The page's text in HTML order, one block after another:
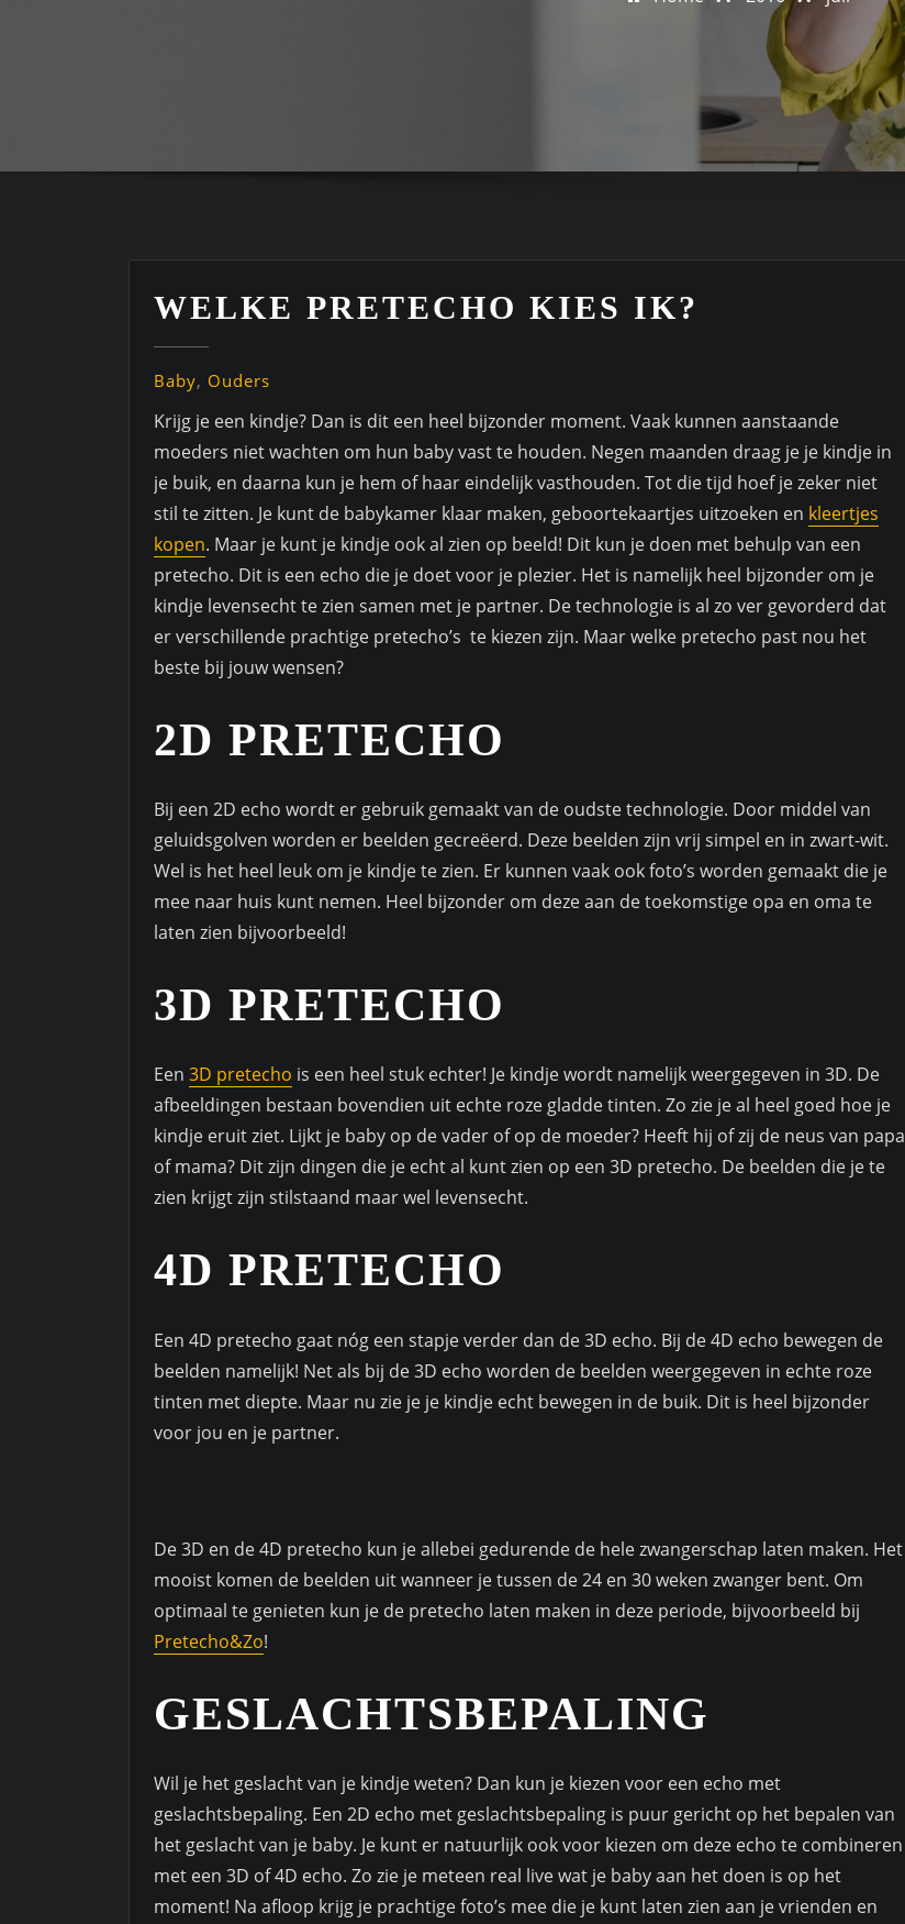
WELKE PRETECHO KIES IK?
Baby, Ouders
Krijg je een kindje? Dan is dit een heel bijzonder moment. Vaak kunnen aanstaande
moeders niet wachten om hun baby vast te houden. Negen maanden draag je je kindje in
je buik, en daarna kun je hem of haar eindelijk vasthouden. Tot die tijd hoef je zeker niet
stil te zitten. Je kunt de babykamer klaar maken, geboortekaartjes uitzoeken en kleertjes
kopen. Maar je kunt je kindje ook al zien op beeld! Dit kun je doen met behulp van een
pretecho. Dit is een echo die je doet voor je plezier. Het is namelijk heel bijzonder om je
kindje levensecht te zien samen met je partner. De technologie is al zo ver gevorderd dat
er verschillende prachtige pretecho’s te kiezen zijn. Maar welke pretecho past nou het
beste bij jouw wensen?
2D PRETECHO
Bij een 2D echo wordt er gebruik gemaakt van de oudste technologie. Door middel van
geluidsgolven worden er beelden gecreëerd. Deze beelden zijn vrij simpel en in zwart-wit.
Wel is het heel leuk om je kindje te zien. Er kunnen vaak ook foto’s worden gemaakt die je
mee naar huis kunt nemen. Heel bijzonder om deze aan de toekomstige opa en oma te
laten zien bijvoorbeeld!
3D PRETECHO
Een 3D pretecho is een heel stuk echter! Je kindje wordt namelijk weergegeven in 3D. De
afbeeldingen bestaan bovendien uit echte roze gladde tinten. Zo zie je al heel goed hoe je
kindje eruit ziet. Lijkt je baby op de vader of op de moeder? Heeft hij of zij de neus van papa
of mama? Dit zijn dingen die je echt al kunt zien op een 3D pretecho. De beelden die je te
zien krijgt zijn stilstaand maar wel levensecht.
4D PRETECHO
Een 4D pretecho gaat nóg een stapje verder dan de 3D echo. Bij de 4D echo bewegen de
beelden namelijk! Net als bij de 3D echo worden de beelden weergegeven in echte roze
tinten met diepte. Maar nu zie je je kindje echt bewegen in de buik. Dit is heel bijzonder
voor jou en je partner.
De 3D en de 4D pretecho kun je allebei gedurende de hele zwangerschap laten maken. Het
mooist komen de beelden uit wanneer je tussen de 24 en 30 weken zwanger bent. Om
optimaal te genieten kun je de pretecho laten maken in deze periode, bijvoorbeeld bij
Pretecho&Zo!
GESLACHTSBEPALING
Wil je het geslacht van je kindje weten? Dan kun je kiezen voor een echo met
geslachtsbepaling. Een 2D echo met geslachtsbepaling is puur gericht op het bepalen van
het geslacht van je baby. Je kunt er natuurlijk ook voor kiezen om deze echo te combineren
met een 3D of 4D echo. Zo zie je meteen real live wat je baby aan het doen is op het
moment! Na afloop krijg je prachtige foto’s mee die je kunt laten zien aan je vrienden en